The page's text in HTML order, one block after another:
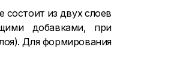
из двух слоев
добавками, при
Для формирования